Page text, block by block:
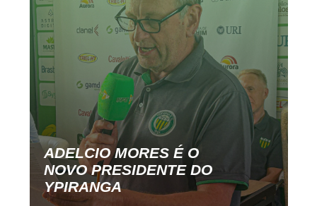
ADELCIO MORES É O
NOVO PRESIDENTE DO
YPIRANGA